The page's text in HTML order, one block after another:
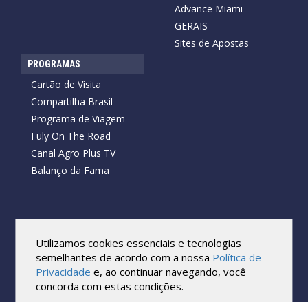
Advance Miami
GERAIS
Sites de Apostas
PROGRAMAS
Cartão de Visita
Compartilha Brasil
Programa de Viagem
Fuly On The Road
Canal Agro Plus TV
Balanço da Fama
Todos os direitos reservados.
Reprodução no todo ou em parte sob qualquer forma ou meio,
sem expressa autorização por escrito do Cartão de Visita, é
proibida.
As marcas e imagens utilizadas no projeto são os direitos autorais
Utilizamos cookies essenciais e tecnologias
semelhantes de acordo com a nossa Política de
Privacidade e, ao continuar navegando, você
concorda com estas condições.